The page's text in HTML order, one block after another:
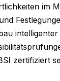
im
zertifiziert